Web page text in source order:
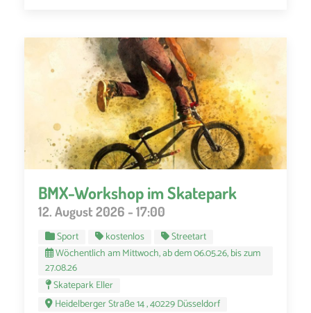
BMX-Workshop im Skatepark
12. August 2026 - 17:00
Sport kostenlos
Streetart
Wöchentlich am Mittwoch, ab dem 06.05.26, bis zum
27.08.26
Skatepark Eller
Heidelberger Straße 14 , 40229 Düsseldorf